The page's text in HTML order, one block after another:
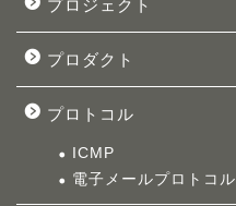
プロジェクト
プロダクト
プロトコル
ICMP
電子メールプロトコル